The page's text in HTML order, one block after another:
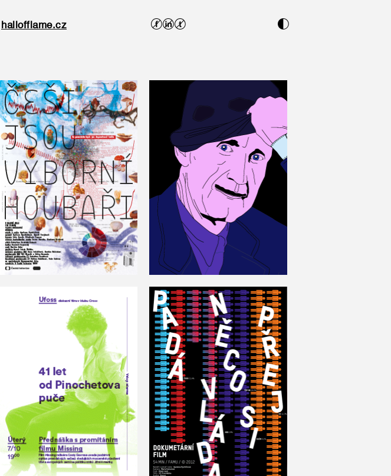
hallofflame.cz fit n
Češi jsou výborní houbaři Big Brother Awards
Ufoss 2014—15 Padá vláda něco si přej